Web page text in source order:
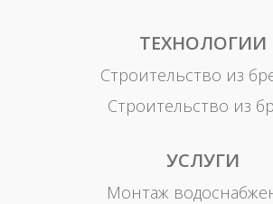
ТЕХНОЛОГИИ
Строительство из
Строительство из
УСЛУГИ
Монтаж